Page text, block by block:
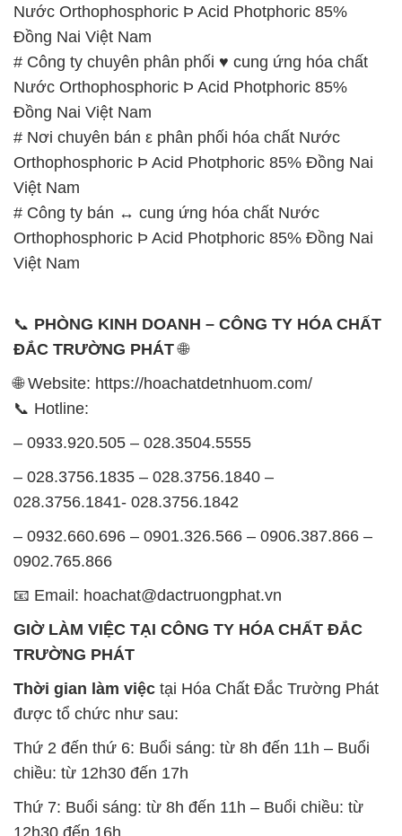
Nước Orthophosphoric Þ Acid Photphoric 85%
Đồng Nai Việt Nam
# Công ty chuyên phân phối ♥ cung ứng hóa chất
Nước Orthophosphoric Þ Acid Photphoric 85%
Đồng Nai Việt Nam
# Nơi chuyên bán ε phân phối hóa chất Nước
Orthophosphoric Þ Acid Photphoric 85% Đồng Nai
Việt Nam
# Công ty bán ↔ cung ứng hóa chất Nước
Orthophosphoric Þ Acid Photphoric 85% Đồng Nai
Việt Nam
📞 PHÒNG KINH DOANH – CÔNG TY HÓA CHẤT
ĐẮC TRƯỜNG PHÁT🌐
🌐 Website: https://hoachatdetnhuom.com/
📞 Hotline:
– 0933.920.505 – 028.3504.5555
– 028.3756.1835 – 028.3756.1840 –
028.3756.1841- 028.3756.1842
– 0932.660.696 – 0901.326.566 – 0906.387.866 –
0902.765.866
📧 Email: hoachat@dactruongphat.vn
GIỜ LÀM VIỆC TẠI CÔNG TY HÓA CHẤT ĐẮC
TRƯỜNG PHÁT
Thời gian làm việc tại Hóa Chất Đắc Trường Phát
được tổ chức như sau:
Thứ 2 đến thứ 6: Buổi sáng: từ 8h đến 11h – Buổi
chiều: từ 12h30 đến 17h
Thứ 7: Buổi sáng: từ 8h đến 11h – Buổi chiều: từ
12h30 đến 16h